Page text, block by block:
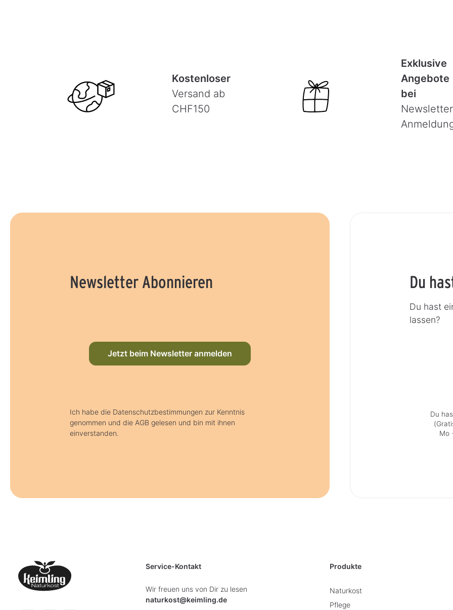
Kostenloser
Versand ab
CHF150
Exklusive
Angebote
bei
Newsletter Abonnieren
Jetzt beim Newsletter anmelden
Ich habe die Datenschutzbestimmungen zur Kenntnis
genommen und die AGB gelesen und bin mit ihnen
einverstanden.
Du
Du hast
lassen?
Du
Mo
Service-Kontakt
Wir freuen uns von Dir zu lesen
naturkost@keimling.de
Produkte
Naturkost
Pflege